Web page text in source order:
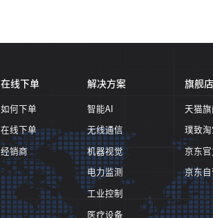
在线下单
如何下单
在线下单
经销商
解决方案
智能AI
无线通信
机器视觉
电力监测
工业控制
医疗设备
旗舰店
天猫旗
璞致淘
京东
京东